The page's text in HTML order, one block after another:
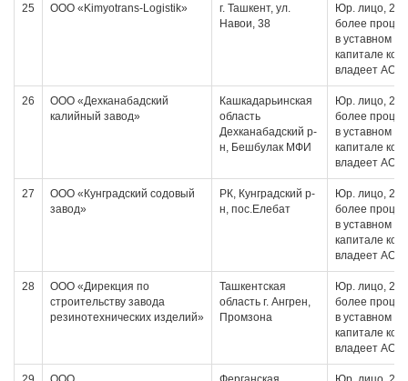
25 ООО «Kimyotrans-Logistik»
г. Ташкент, ул.
Навои, 38
Юр. лицо, 20
более
в уставном
капитале
владеет АО
26
ООО «Дехканабадский
калийный завод»
Кашкадарьинская
область
Дехканабадский р-
н, Бешбулак МФИ
Юр. лицо, 20
более
в уставном
капитале
владеет АО
27
ООО «Кунградский содовый
завод»
РК, Кунградский р-
н, пос.Елебат
Юр. лицо, 20
более
в уставном
капитале
владеет АО
28
ООО «Дирекция по
строительству завода
резинотехнических изделий»
Ташкентская
область г. Ангрен,
Промзона
Юр. лицо, 20
более
в уставном
капитале
владеет АО